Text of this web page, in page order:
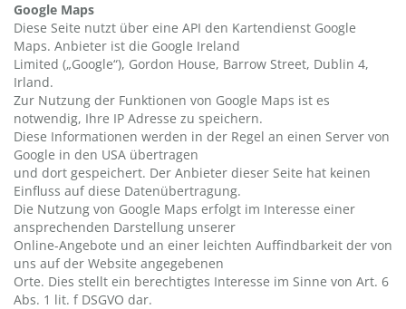
Google Maps
Diese Seite nutzt über eine API den Kartendienst Google
Maps. Anbieter ist die Google Ireland
Limited („Google“), Gordon House, Barrow Street, Dublin 4,
Irland.
Zur Nutzung der Funktionen von Google Maps ist es
notwendig, Ihre IP Adresse zu speichern.
Diese Informationen werden in der Regel an einen Server von
Google in den USA übertragen
und dort gespeichert. Der Anbieter dieser Seite hat keinen
Einfluss auf diese Datenübertragung.
Die Nutzung von Google Maps erfolgt im Interesse einer
ansprechenden Darstellung unserer
Online-Angebote und an einer leichten Auffindbarkeit der von
uns auf der Website angegebenen
Orte. Dies stellt ein berechtigtes Interesse im Sinne von Art. 6
Abs. 1 lit. f DSGVO dar.